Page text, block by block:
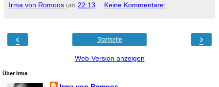
Irma von Romoos um 22:13 Keine Kommentare:
‹ ›
Startseite
Web-Version anzeigen
Über Irma